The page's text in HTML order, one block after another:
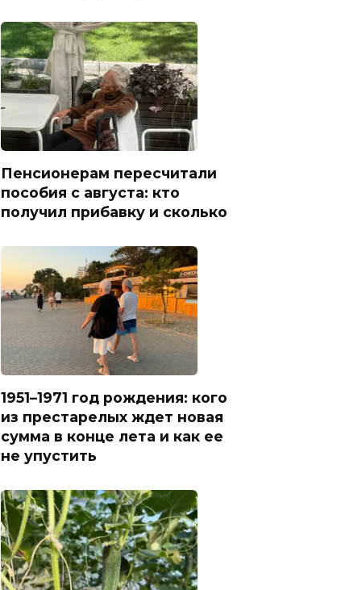
Пенсионерам пересчитали
пособия с августа: кто
получил прибавку и сколько
1951–1971 год рождения: кого
из престарелых ждет новая
сумма в конце лета и как ее
не упустить